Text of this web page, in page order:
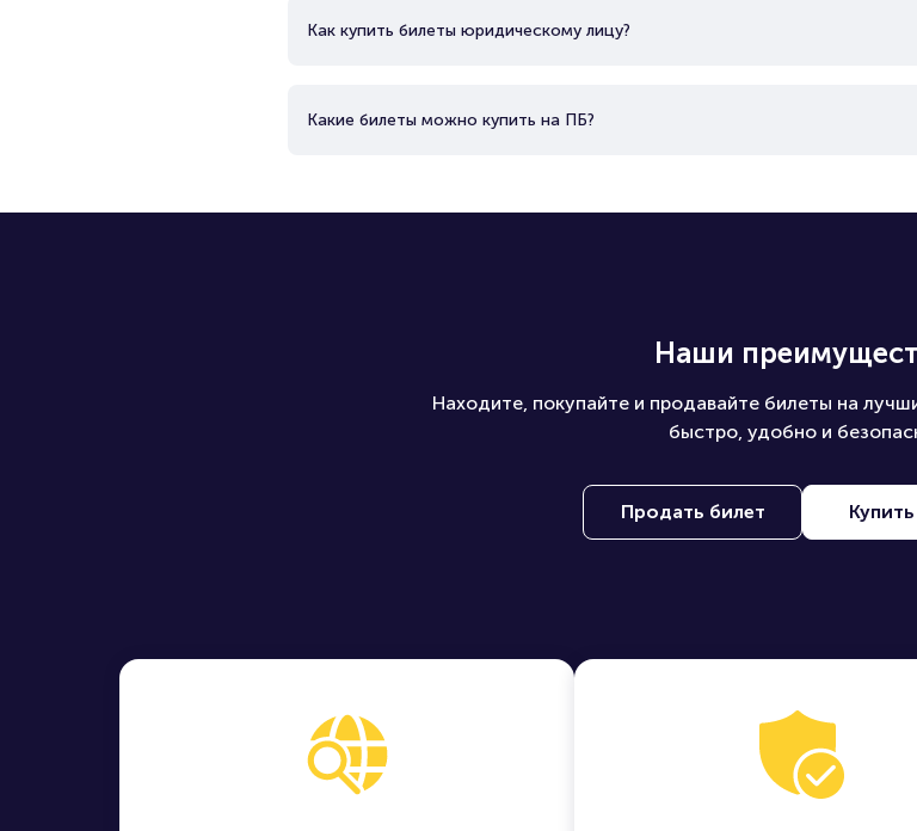
Как купить билеты юридическому лицу?
Какие билеты можно купить на ПБ?
Наши
Находите, покупайте и продавайте билеты на
быстро, удобно и
Продать билет